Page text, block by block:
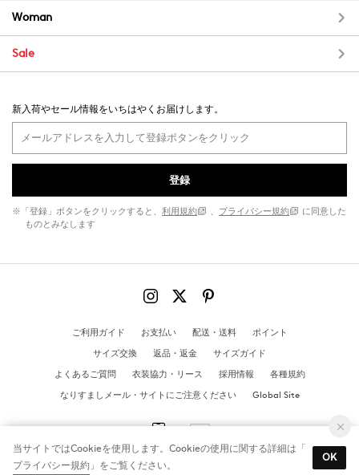
Woman
Sale
新入荷やセール情報をいちはやくお届けします。
登録
※「登録」ボタンをクリックすると、 利用規約 、 プライバシー規約
に同意した
ものとみなします
ご利用ガイド お支払い 配送・送料
ポイント
サイズ交換
返品・返金
サイズガイド
よくあるご質問
衣装協力・リース 採用情報
各種規約
なりすましメール・サイトにご注意ください
Global Site
© MANGO All Rights Reserved
当サイトではCookieを使用します。Cookieの使用に関する詳細は「
プライバシー規約 」をご覧ください。
OK